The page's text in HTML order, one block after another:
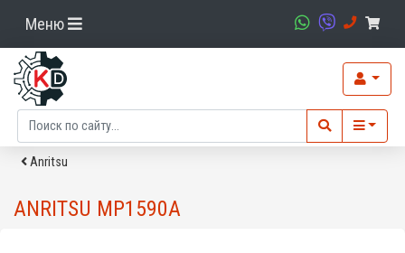
Меню
Anritsu
ANRITSU MP1590A